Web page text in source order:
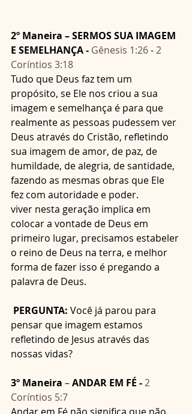
2º Maneira – SERMOS SUA IMAGEM
E SEMELHANÇA - Gênesis 1:26 - 2
Coríntios 3:18
Tudo que Deus faz tem um
propósito, se Ele nos criou a sua
imagem e semelhança é para que
realmente as pessoas pudessem ver
Deus através do Cristão, refletindo
sua imagem de amor, de paz, de
humildade, de alegria, de santidade,
fazendo as mesmas obras que Ele
fez com autoridade e poder.
viver nesta geração implica em
colocar a vontade de Deus em
primeiro lugar, precisamos estabeler
o reino de Deus na terra, e melhor
forma de fazer isso é pregando a
palavra de Deus.
PERGUNTA: Você já parou para
pensar que imagem estamos
refletindo de Jesus através das
nossas vidas?
3º Maneira – ANDAR EM FÉ -2
Coríntios 5:7